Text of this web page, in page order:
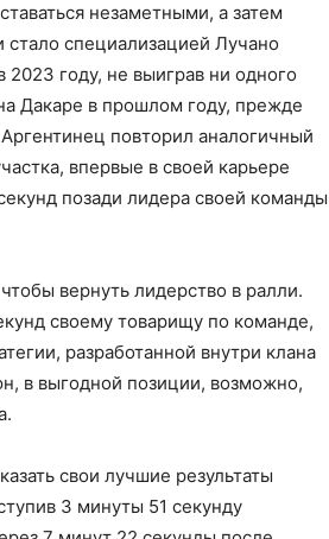
незаметными, а затем
стало специализацией Лучано
году, не выиграв ни одного
Дакаре в прошлом году, прежде
повторил аналогичный
впервые в своей карьере
позади лидера своей команды
вернуть лидерство в ралли.
своему товарищу по команде,
разработанной внутри клана
в выгодной позиции, возможно,
свои лучшие результаты
3 минуты 51 секунду